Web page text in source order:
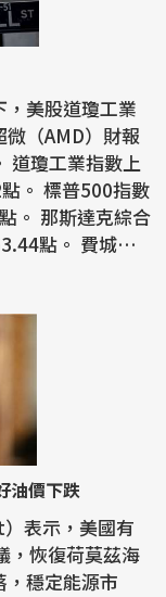
美股道瓊工業
（AMD）財報
指數
合
費城半
油價下跌
表示，美國有
，恢復荷莫茲海
穩定能源市